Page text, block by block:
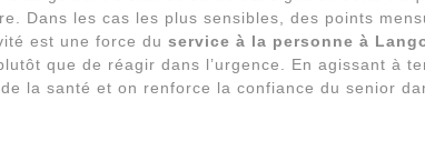
Dans les cas les plus sensibles, des points
est une force du service à la personne à
que de réagir dans l’urgence. En agissant à
la santé et on renforce la confiance du senior